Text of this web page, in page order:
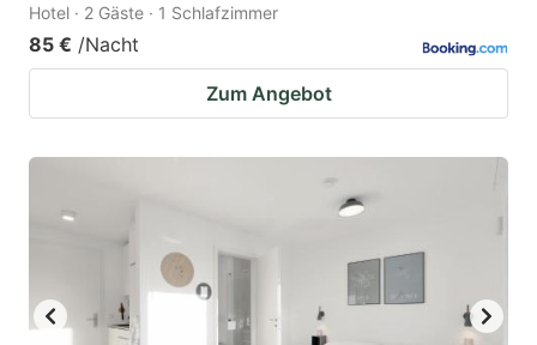
Hotel · 2 Gäste · 1 Schlafzimmer
85 € /Nacht
Zum Angebot